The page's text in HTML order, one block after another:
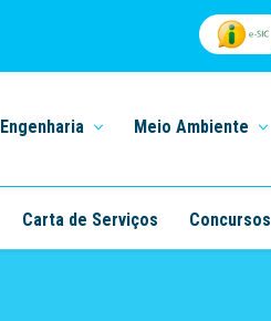
Engenharia Meio Ambiente
Carta de Serviços Concursos